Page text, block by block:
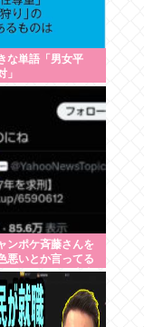
な単語「男女平
」
ンポケ斉藤さんを
悪いとか言ってる
とか口だけは素直
誌から金もらって